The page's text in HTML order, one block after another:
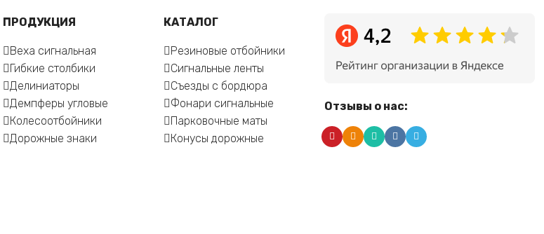
ПРОДУКЦИЯ
Веха сигнальная
Гибкие столбики
Делиниаторы
Демпферы угловые
Колесоотбойники
Дорожные знаки
КАТАЛОГ
Резиновые отбойники
Сигнальные ленты
Съезды с бордюра
Фонари сигнальные
Парковочные маты
Конусы дорожные
Отзывы о нас: